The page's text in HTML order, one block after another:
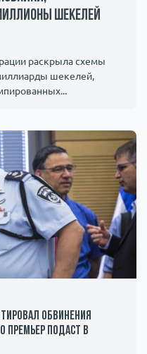
1000 мелочей
шекелей
раскрыла схемы
шекелей,
обвинения
премьер подаст в